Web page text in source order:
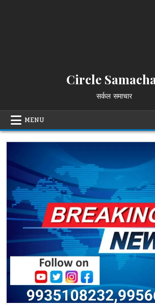
Circle
सर्कल समाचार
MENU